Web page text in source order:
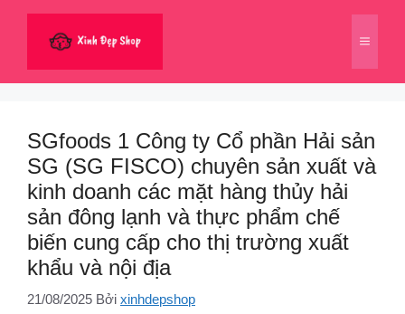
dung
Menu
SGfoods 1 Công ty Cổ phần Hải sản
SG (SG FISCO) chuyên sản xuất và
kinh doanh các mặt hàng thủy hải
sản đông lạnh và thực phẩm chế
biến cung cấp cho thị trường xuất
khẩu và nội địa
21/08/2025 Bởi xinhdepshop